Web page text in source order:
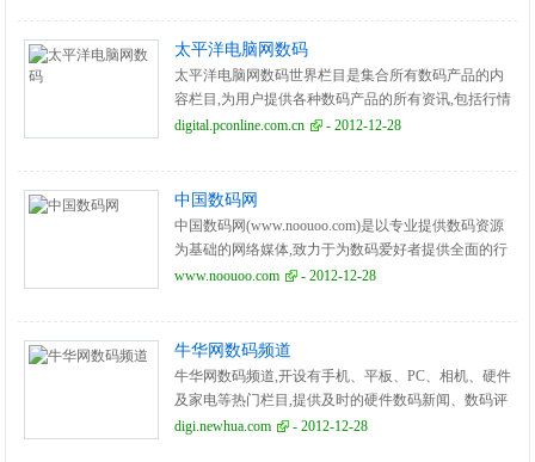
太平洋电脑网数码
太平洋电脑网数码世界栏目是集合所有数码产品的内
容栏目,为用户提供各种数码产品的所有资讯,包括行情
报价,导购评测,使用技巧,论坛交流等。
digital.pconline.com.cn - 2012-12-28
中国数码网
中国数码网(www.noouoo.com)是以专业提供数码资源
为基础的网络媒体,致力于为数码爱好者提供全面的行
业资源和资讯服务。
www.noouoo.com - 2012-12-28
牛华网数码频道
牛华网数码频道,开设有手机、平板、PC、相机、硬件
及家电等热门栏目,提供及时的硬件数码新闻、数码评
测、数码导购和数码行情资讯。
digi.newhua.com - 2012-12-28